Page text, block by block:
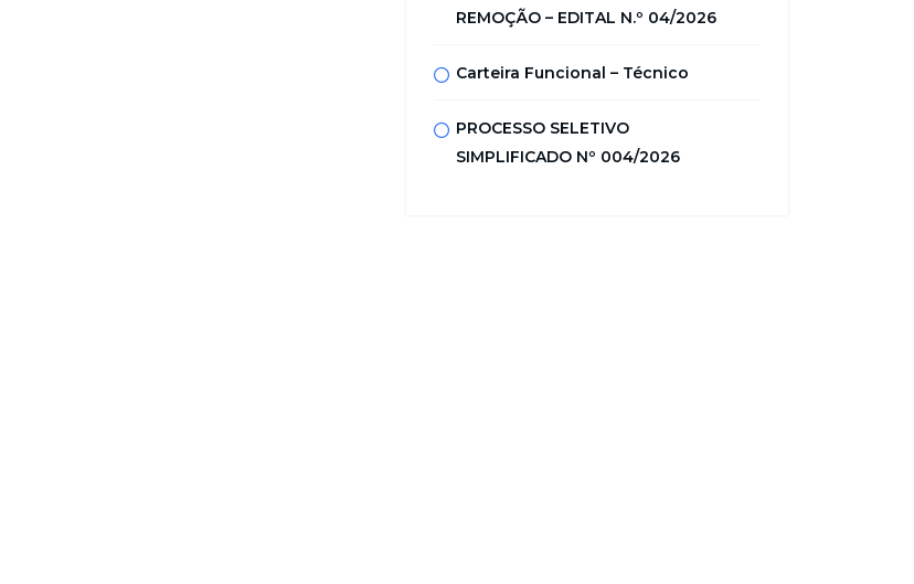
REMOÇÃO – EDITAL N.º 04/2026
Carteira Funcional – Técnico
PROCESSO SELETIVO
SIMPLIFICADO Nº 004/2026